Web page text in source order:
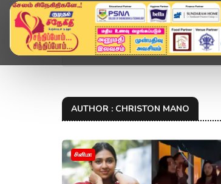
முகப்பு விளையாட்டு அண்மை
Home Author Christon mano
AUTHOR : CHRISTON MANO
சினிமா